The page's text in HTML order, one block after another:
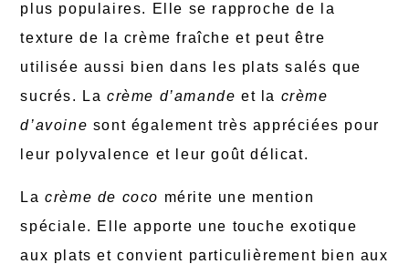
plus populaires. Elle se rapproche de la
texture de la crème fraîche et peut être
utilisée aussi bien dans les plats salés que
sucrés. Lacrème d’amande et la crème
d’avoine sont également très appréciées pour
leur polyvalence et leur goût délicat.
Lacrème de coco mérite une mention
spéciale. Elle apporte une touche exotique
aux plats et convient particulièrement bien aux